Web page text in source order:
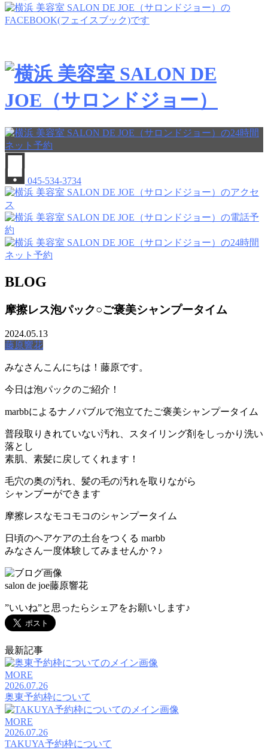
045-534-3734
BLOG
摩擦レス泡パック○ご褒美シャンプータイム
2024.05.13
藤原響花
みなさんこんにちは！藤原です。
今日は泡パックのご紹介！
marbbによるナノバブルで泡立てたご褒美シャンプータイム
普段取りきれていない汚れ、スタイリング剤をしっかり洗い
落とし
素肌、素髪に戻してくれます！
毛穴の奥の汚れ、髪の毛の汚れを取りながら
シャンプーができます
摩擦レスなモコモコのシャンプータイム
日頃のヘアケアの土台をつくる marbb
みなさん一度体験してみませんか？♪
salon de joe藤原響花
”いいね”と思ったらシェアをお願いします♪
最新記事
MORE
2026.07.26
奥東予約枠について
MORE
2026.07.26
TAKUYA予約枠について